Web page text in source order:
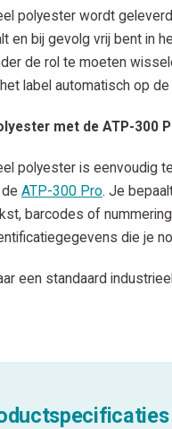
polyester wordt
en bij gevolg vrij bent in
de rol te moeten
label automatisch op
met de ATP-300
polyester is eenvoudig
ATP-300 Pro. Je
barcodes of
die je
een standaard